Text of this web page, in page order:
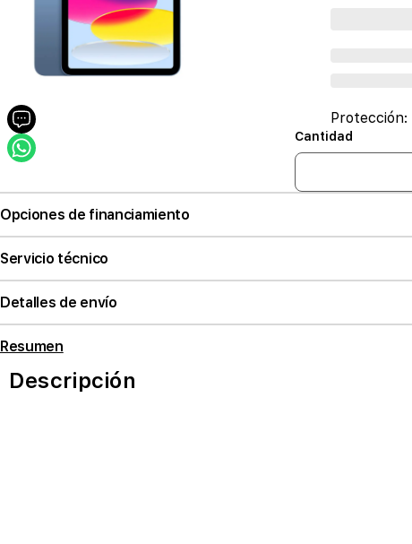
Protección:
Cantidad
Opciones de financiamiento
Servicio técnico
Detalles de envío
Resumen
Descripción